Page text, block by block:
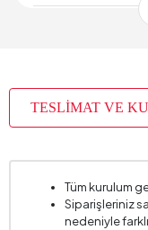
TESLİMAT VE
Tüm kurulum
Siparişleriniz
nedeniyle